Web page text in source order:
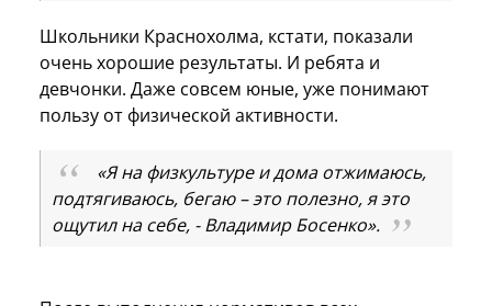
Школьники Краснохолма, кстати, показали
очень хорошие результаты. И ребята и
девчонки. Даже совсем юные, уже понимают
пользу от физической активности.
«Я на физкультуре и дома отжимаюсь,
подтягиваюсь, бегаю – это полезно, я это
ощутил на себе, - Владимир Босенко».